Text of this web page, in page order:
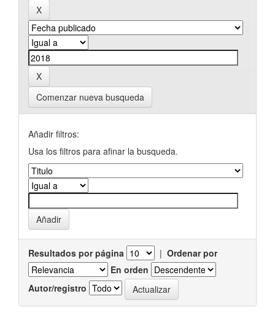
Comenzar nueva busqueda
Añadir filtros:
Usa los filtros para afinar la busqueda.
Resultados por página | Ordenar por
En orden
Autor/registro